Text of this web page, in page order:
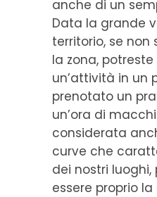
anche di un
Data la grande
territorio, se non
la zona,
un’attività in un
prenotato un
un’ora di
considerata
curve che
dei nostri
essere proprio